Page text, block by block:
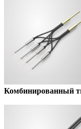
Комбинированный